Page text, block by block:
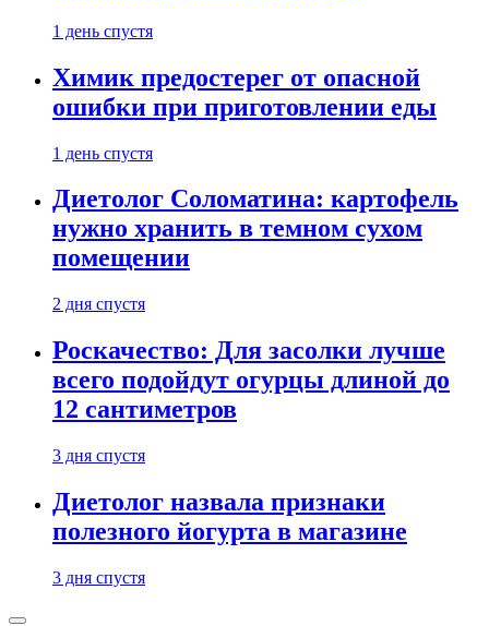
1 день спустя
Химик предостерег от опасной
ошибки при приготовлении еды
1 день спустя
Диетолог Соломатина: картофель
нужно хранить в темном сухом
помещении
2 дня спустя
Роскачество: Для засолки лучше
всего подойдут огурцы длиной до
12 сантиметров
3 дня спустя
Диетолог назвала признаки
полезного йогурта в магазине
3 дня спустя